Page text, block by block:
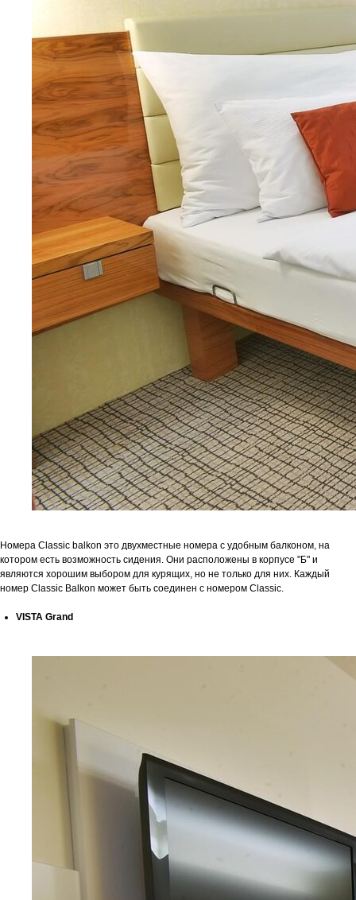
Номера Classic balkon это двухместные номера с удобным балконом, на
котором есть возможность сидения. Они расположены в корпусе "Б" и
являются хорошим выбором для курящих, но не только для них. Каждый
номер Classic Balkon может быть соединен с номером Classic.
VISTA Grand